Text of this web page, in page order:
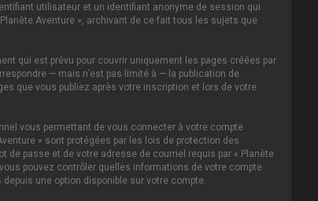
utilisateur et un identifiant anonyme de session qui
Aventure », archivant de ce fait tous les sujets que
qui est prévu pour couvrir uniquement les pages créées par
— mais n’est pas limité à — la publication de
que vous publiez après votre inscription et lors de votre
vous permettant de vous connecter à votre compte
» sont protégées par les lois de protection des
de passe et de votre adresse de courriel requis par « Planète
pouvez contrôler quelles informations de votre compte
une option disponible sur votre compte.